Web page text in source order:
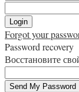
Forgot your
Password recovery
Восстановите